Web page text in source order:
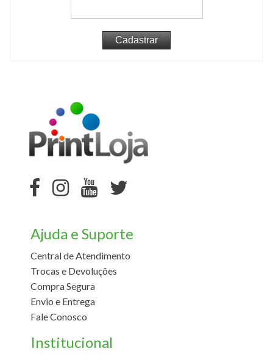
Ajuda e Suporte
Central de Atendimento
Trocas e Devoluções
Compra Segura
Envio e Entrega
Fale Conosco
Institucional